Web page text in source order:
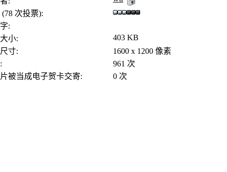
次投票):
:
小:
403 KB
寸:
1600 x 1200 像素
961 次
被当成电子贺卡交寄:
0 次